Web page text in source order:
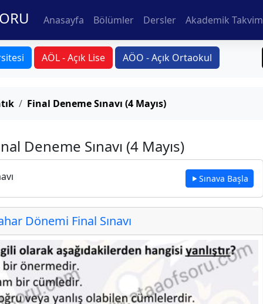
Anasayfa Bölümler Dersler Akademik Takvim
AÖL - Açık Lise AÖO - Açık Ortaokul
Final Deneme Sınavı (4 Mayıs)
Deneme Sınavı (4 Mayıs)
Sınava Başla
Dönemi Final Sınavı